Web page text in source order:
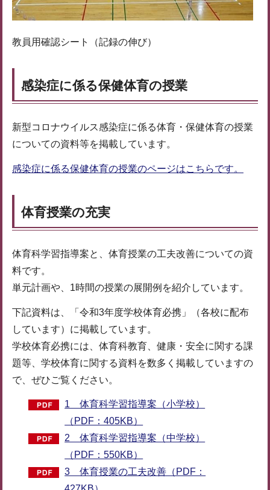
教員用確認シート（記録の伸び）
感染症に係る保健体育の授業
新型コロナウイルス感染症に係る体育・保健体育の授業
についての資料等を掲載しています。
感染症に係る保健体育の授業のページはこちらです。
体育授業の充実
体育科学習指導案と、体育授業の工夫改善についての資
料です。
単元計画や、1時間の授業の展開例を紹介しています。
下記資料は、「令和3年度学校体育必携」（各校に配布
しています）に掲載しています。
学校体育必携には、体育科教育、健康・安全に関する課
題等、学校体育に関する資料を数多く掲載していますの
で、ぜひご覧ください。
1 体育科学習指導案（小学校）
（PDF：405KB）
2 体育科学習指導案（中学校）
（PDF：550KB）
3 体育授業の工夫改善（PDF：